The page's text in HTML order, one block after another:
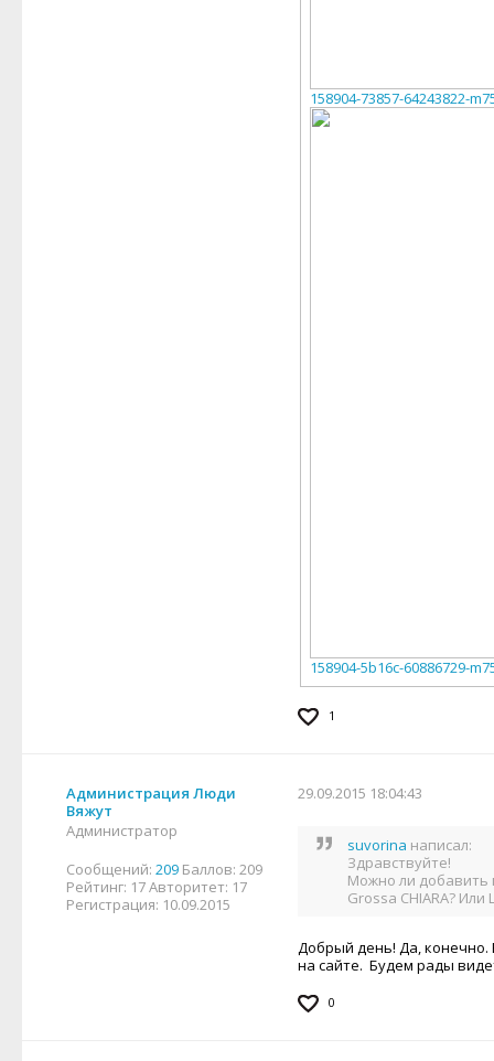
158904-73857-64243822-
158904-5b16c-60886729-
1
Администрация Люди
Вяжут
Администратор
Сообщений: 209 Баллов: 209
Рейтинг: 17Авторитет: 17
Регистрация: 10.09.2015
29.09.2015 18:04:43
suvorina написал:
Здравствуйте!
Можно ли добавить
Grossa CHIARA? Или
Добрый день! Да, конечно.
на сайте. Будем рады
0